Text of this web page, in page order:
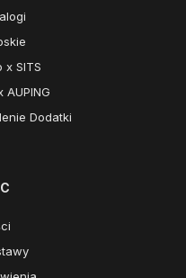
x SITS
AUPING
Dodatki